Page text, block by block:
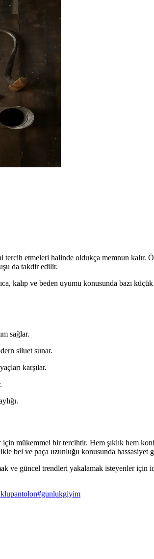
tercih etmeleri halinde oldukça memnun
da takdir edilir.
kalıp ve beden uyumu konusunda bazı
sağlar.
siluet sunar.
karşılar.
mükemmel bir tercihtir. Hem şıklık hem
bel ve paça uzunluğu konusunda hassasiyet
ve güncel trendleri yakalamak isteyenler için
#gunlukgiyim